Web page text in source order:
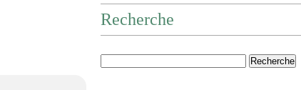
Recherche